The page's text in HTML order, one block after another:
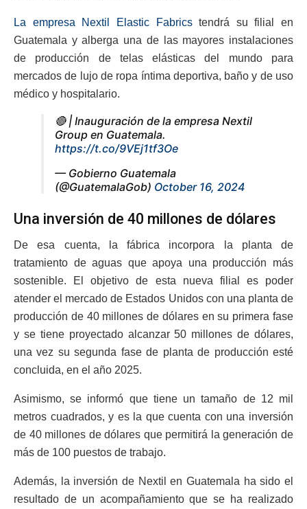
La empresa Nextil Elastic Fabricstendrá su filial en
Guatemala y alberga una de las mayores instalaciones
de producción de telas elásticas del mundo para
mercados de lujo de ropa íntima deportiva, baño y de uso
médico y hospitalario.
🔴 | Inauguración de la empresa Nextil
Group en Guatemala.
https://t.co/9VEj1tf3Oe
— Gobierno Guatemala
(@GuatemalaGob) October 16, 2024
Una inversión de 40 millones de dólares
De esa cuenta, la fábrica incorpora la planta de
tratamiento de aguas que apoya una producción más
sostenible. El objetivo de esta nueva filial es poder
atender el mercado de Estados Unidos con una planta de
producción de 40 millones de dólares en su primera fase
y se tiene proyectado alcanzar 50 millones de dólares,
una vez su segunda fase de planta de producción esté
concluida, en el año 2025.
Asimismo, se informó que tiene un tamaño de 12 mil
metros cuadrados, y es la que cuenta con una inversión
de 40 millones de dólares que permitirá la generación de
más de 100 puestos de trabajo.
Además, la inversión de Nextil en Guatemala ha sido el
resultado de un acompañamiento que se ha realizado